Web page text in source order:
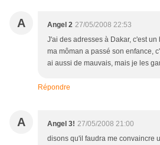
A Angel 2 27/05/2008 22:53
J'ai des adresses à Dakar, c'est
ma môman a passé son enfance,
ai aussi de mauvais, mais je les
Répondre
A Angel 3! 27/05/2008 21:00
disons qu'il faudra me convaincre